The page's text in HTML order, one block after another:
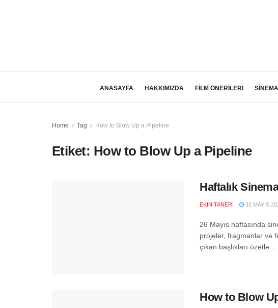
ANASAYFA HAKKIMIZDA FİLM ÖNERİLERİ
Home Tag How to Blow Up a Pipeline
Etiket: How to Blow Up a Pipeline
Haftalık
EKIN TANERI 31 MAYIS
26 Mayıs haftasında
projeler, fragmanlar ve
çıkan başlıkları özetle ...
How to Blow